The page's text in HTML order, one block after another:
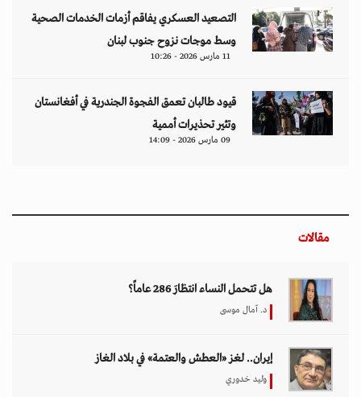
التصعيد العسكري يفاقم أزمات الخدمات الصحية
وسط موجات نزوح جنوب لبنان
11 مارس 2026 - 10:26
قيود طالبان تعمق الفجوة الجندرية في أفغانستان
وتثير تحذيرات أممية
09 مارس 2026 - 14:09
مقالات
هل تتحمل النساء انتظارَ 286 عاماً؟
د. آمال موسى
إيران.. لغز «العطش والعتمة» في بلاد الغاز
وليد خدوري